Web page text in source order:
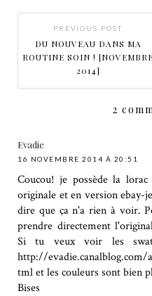
PREVIOUS POST
DU NOUVEAU DANS MA
ROUTINE SOIN ! [NOVEMBRE
2014]
2
Evadie
16 NOVEMBRE 2014 À 20:51
Coucou! je possède la
originale et en version
dire que ça n'a rien à voir.
prendre directement
Si tu veux voir les
http://evadie.canalblog.com/
tml et les couleurs sont bien
Bises